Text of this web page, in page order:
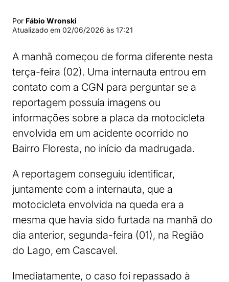
Por Fábio Wronski
Atualizado em 02/06/2026 às 17:21
A manhã começou de forma diferente nesta
terça-feira (02). Uma internauta entrou em
contato com a CGN para perguntar se a
reportagem possuía imagens ou
informações sobre a placa da motocicleta
envolvida em um acidente ocorrido no
Bairro Floresta, no início da madrugada.
A reportagem conseguiu identificar,
juntamente com a internauta, que a
motocicleta envolvida na queda era a
mesma que havia sido furtada na manhã do
dia anterior, segunda-feira (01), na Região
do Lago, em Cascavel.
Imediatamente, o caso foi repassado à